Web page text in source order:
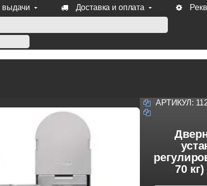
выдачи Доставка и оплата
Fratelli, Tupai, Extreza, Melodia, Forme при
АРТИКУЛ:
70